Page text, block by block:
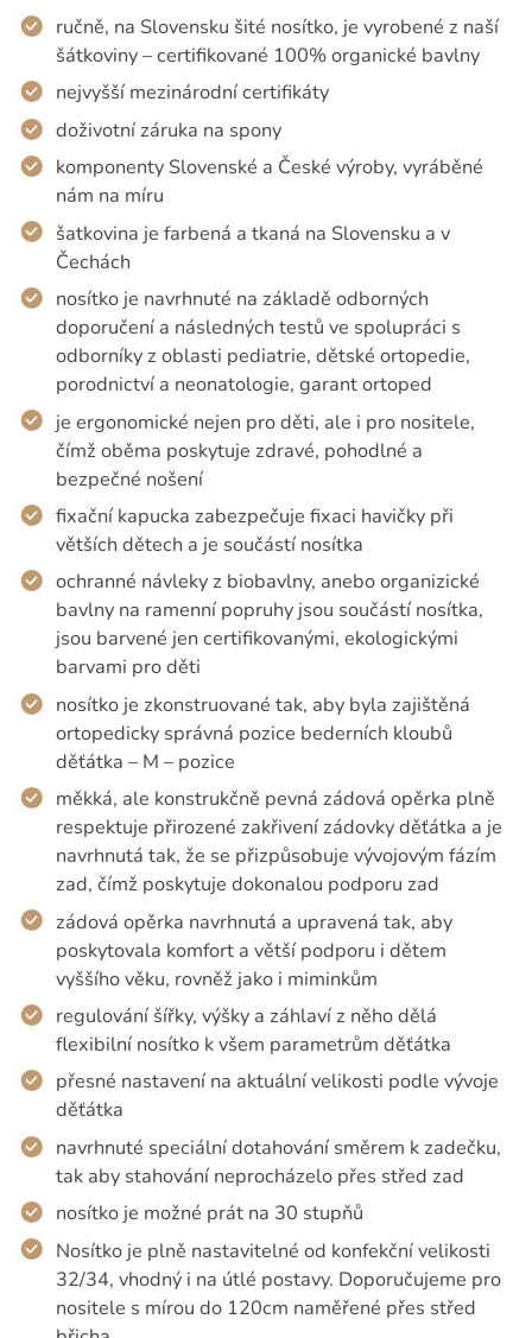
ručně, na Slovensku šité nosítko, je vyrobené z naší
šátkoviny – certifikované 100% organické bavlny
nejvyšší mezinárodní certifikáty
doživotní záruka na spony
komponenty Slovenské a České výroby, vyráběné
nám na míru
šatkovina je farbená a tkaná na Slovensku a v
Čechách
nosítko je navrhnuté na základě odborných
doporučení a následných testů ve spolupráci s
odborníky z oblasti pediatrie, dětské ortopedie,
porodnictví a neonatologie, garant ortoped
je ergonomické nejen pro děti, ale i pro nositele,
čímž oběma poskytuje zdravé, pohodlné a
bezpečné nošení
fixační kapucka zabezpečuje fixaci havičky při
větších dětech a je součástí nosítka
ochranné návleky z biobavlny, anebo organizické
bavlny na ramenní popruhy jsou součástí nosítka,
jsou barvené jen certifikovanými, ekologickými
barvami pro děti
nosítko je zkonstruované tak, aby byla zajištěná
ortopedicky správná pozice bederních kloubů
děťátka – M – pozice
měkká, ale konstrukčně pevná zádová opěrka plně
respektuje přirozené zakřivení zádovky děťátka a je
navrhnutá tak, že se přizpůsobuje vývojovým fázím
zad, čímž poskytuje dokonalou podporu zad
zádová opěrka navrhnutá a upravená tak, aby
poskytovala komfort a větší podporu i dětem
vyššího věku, rovněž jako i miminkům
regulování šířky, výšky a záhlaví z něho dělá
flexibilní nosítko k všem parametrům děťátka
přesné nastavení na aktuální velikosti podle vývoje
děťátka
navrhnuté speciální dotahování směrem k zadečku,
tak aby stahování neprocházelo přes střed zad
nosítko je možné prát na 30 stupňů
Nosítko je plně nastavitelné od konfekční velikosti
32/34, vhodný i na útlé postavy. Doporučujeme pro
nositele s mírou do 120cm naměřené přes střed